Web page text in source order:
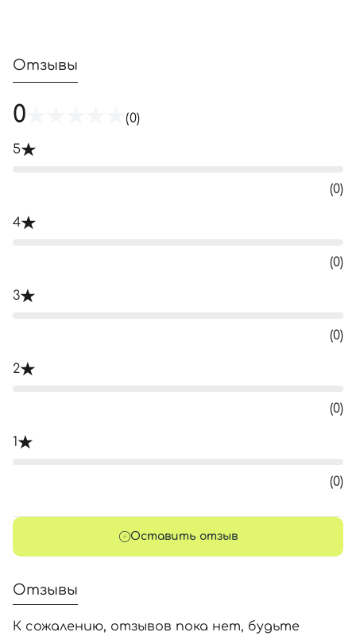
Отзывы
0 (0)
5
(0)
4
(0)
3
(0)
2
(0)
1
(0)
Оставить отзыв
Отзывы
К сожалению, отзывов пока нет, будьте